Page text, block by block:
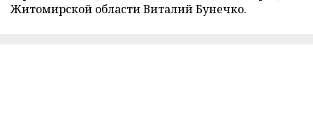
Житомирской области Виталий Бунечко.